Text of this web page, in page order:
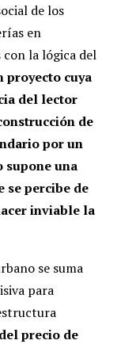
de los
en
la lógica del
proyecto cuya
del lector
de
por un
supone una
se percibe de
inviable la
se suma
para
precio de